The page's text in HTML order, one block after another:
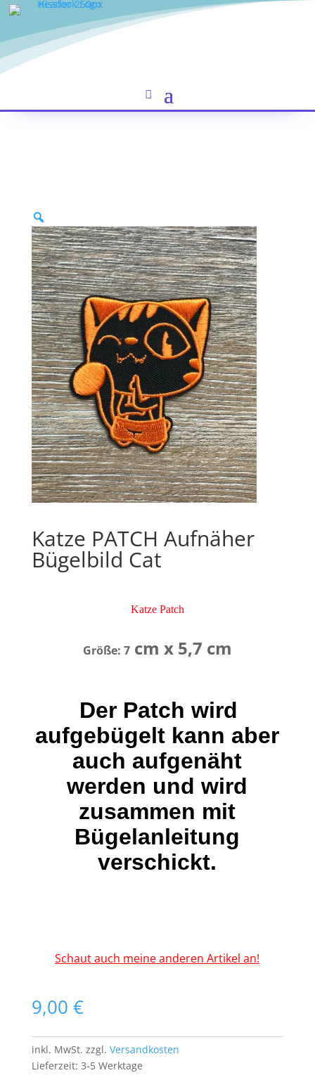
Katze PATCH Aufnäher
Bügelbild Cat
Katze Patch
Größe: 7cm x 5,7 cm
Der Patch wird
aufgebügelt kann aber
auch aufgenäht
werden und wird
zusammen mit
Bügelanleitung
verschickt.
Schaut auch meine anderen Artikel an!
9,00 €
inkl. MwSt. zzgl. Versandkosten
Lieferzeit: 3-5 Werktage